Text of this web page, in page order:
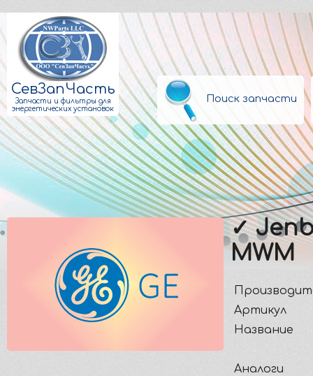
СевЗапЧасть
Запчасти и фильтры для
энергетических установок
Поиск запчасти
✓
MWM
Артикул
Название
Аналоги